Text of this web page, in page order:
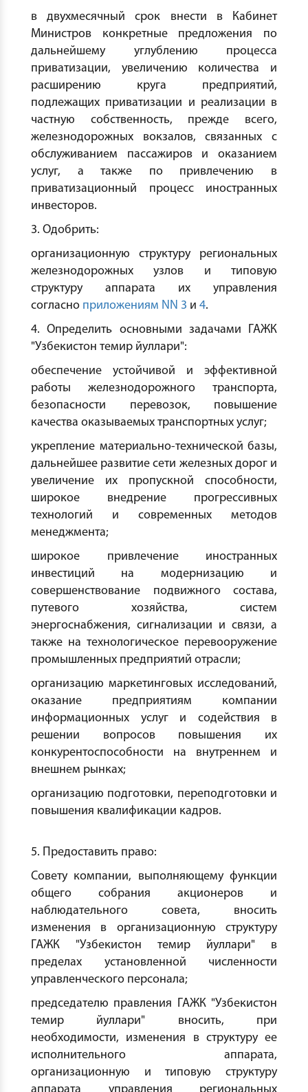
в двухмесячный срок внести в Кабинет
Министров конкретные предложения по
дальнейшему углублению процесса
приватизации, увеличению количества и
расширению круга предприятий,
подлежащих приватизации и реализации в
частную собственность, прежде всего,
железнодорожных вокзалов, связанных с
обслуживанием пассажиров и оказанием
услуг, а также по привлечению в
приватизационный процесс иностранных
инвесторов.
3. Одобрить:
организационную структуру региональных
железнодорожных узлов и типовую
структуру аппарата их управления
согласно приложениям NN 3 и 4.
4. Определить основными задачами ГАЖК
"Узбекистон темир йуллари":
обеспечение устойчивой и эффективной
работы железнодорожного транспорта,
безопасности перевозок, повышение
качества оказываемых транспортных услуг;
укрепление материально-технической базы,
дальнейшее развитие сети железных дорог и
увеличение их пропускной способности,
широкое внедрение прогрессивных
технологий и современных методов
менеджмента;
широкое привлечение иностранных
инвестиций на модернизацию и
совершенствование подвижного состава,
путевого хозяйства, систем
энергоснабжения, сигнализации и связи, а
также на технологическое перевооружение
промышленных предприятий отрасли;
организацию маркетинговых исследований,
оказание предприятиям компании
информационных услуг и содействия в
решении вопросов повышения их
конкурентоспособности на внутреннем и
внешнем рынках;
организацию подготовки, переподготовки и
повышения квалификации кадров.
5. Предоставить право:
Совету компании, выполняющему функции
общего собрания акционеров и
наблюдательного совета, вносить
изменения в организационную структуру
ГАЖК "Узбекистон темир йуллари" в
пределах установленной численности
управленческого персонала;
председателю правления ГАЖК "Узбекистон
темир йуллари" вносить, при
необходимости, изменения в структуру ее
исполнительного аппарата,
организационную и типовую структуру
аппарата управления региональных